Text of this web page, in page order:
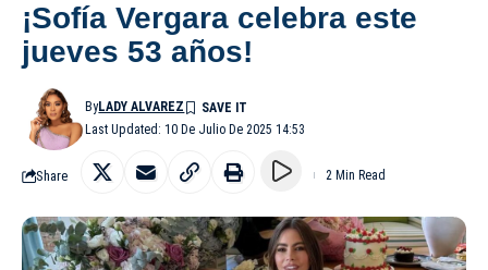
¡Sofía Vergara celebra este
jueves 53 años!
Last Updated: 10 De Julio De 2025 14:53
ByLADY ALVAREZ
Share 2 Min Read